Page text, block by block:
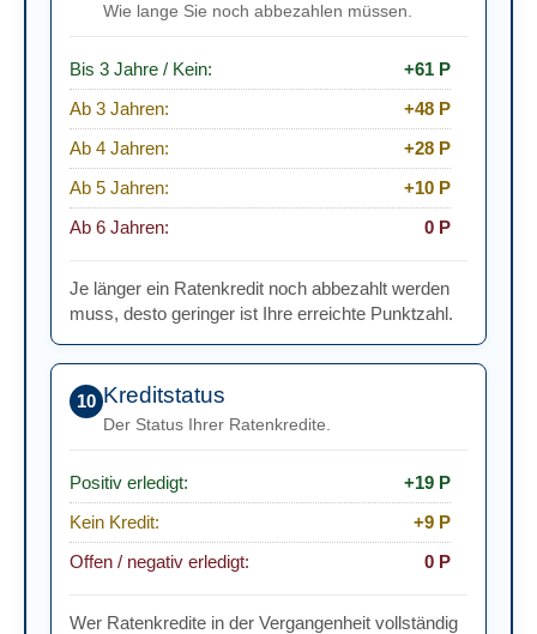
Wie lange Sie noch abbezahlen müssen.
Bis 3 Jahre / Kein:
+61 P
Ab 3 Jahren:
+48 P
Ab 4 Jahren:
+28 P
Ab 5 Jahren:
+10 P
Ab 6 Jahren:
0 P
Je länger ein Ratenkredit noch abbezahlt werden
muss, desto geringer ist Ihre erreichte Punktzahl.
10 Kreditstatus
Der Status Ihrer Ratenkredite.
Positiv erledigt:
+19 P
Kein Kredit:
+9 P
Offen / negativ erledigt:
0 P
Wer Ratenkredite in der Vergangenheit vollständig